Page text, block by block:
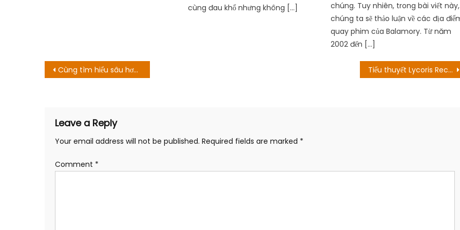
cùng đau khổ nhưng không […]
chúng. Tuy nhiên, trong bài viết này,
chúng ta sẽ thảo luận về các địa
quay phim của Balamory. Từ năm
2002 đến […]
Post
Cùng tìm hiểu sâu hơn với những bộ phim phác thảo khung của Studio Ghibli Tiểu thuyết Lycoris Recoil cán mốc 100 nghìn bản bán ra dù cho nó chưa được phát hành
Leave a Reply
Your email address will not be published. Required fields are marked *
Comment *